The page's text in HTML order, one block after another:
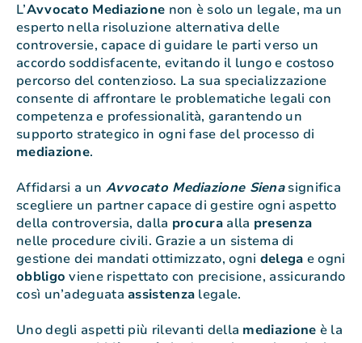
L’Avvocato Mediazione non è solo un legale, ma un
esperto nella risoluzione alternativa delle
controversie, capace di guidare le parti verso un
accordo soddisfacente, evitando il lungo e costoso
percorso del contenzioso. La sua specializzazione
consente di affrontare le problematiche legali con
competenza e professionalità, garantendo un
supporto strategico in ogni fase del processo di
mediazione.
Affidarsi a un Avvocato Mediazione Sienasignifica
scegliere un partner capace di gestire ogni aspetto
della controversia, dalla procuraalla presenza
nelle procedure civili. Grazie a un sistema di
gestione dei mandati ottimizzato, ogni delega e ogni
obbligo viene rispettato con precisione, assicurando
così un’adeguataassistenza legale.
Uno degli aspetti più rilevanti della mediazione è la